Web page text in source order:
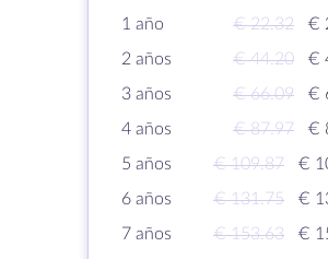
1 año € 22.32
€
2 años
€ 44.20
€
3 años
€ 66.09
€
4 años
€ 87.97
€
5 años
€ 109.87
€
6 años
€ 131.75
€
7 años
€ 153.63
€